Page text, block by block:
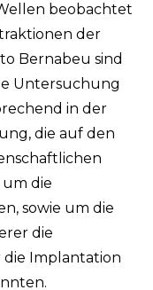
beobachtet
der
Bernabeu sind
Untersuchung
in der
die auf den
die
sowie um die
die
Implantation